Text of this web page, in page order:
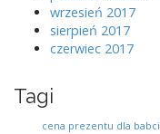
wrzesień 2017
sierpień 2017
czerwiec 2017
Tagi
cena prezentu dla babci